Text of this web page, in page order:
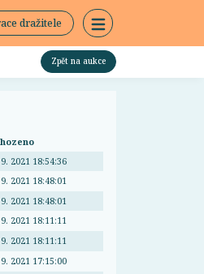
dražitele
Zpět na aukce
2021 18:54:36
2021 18:48:01
2021 18:48:01
2021 18:11:11
2021 18:11:11
2021 17:15:00